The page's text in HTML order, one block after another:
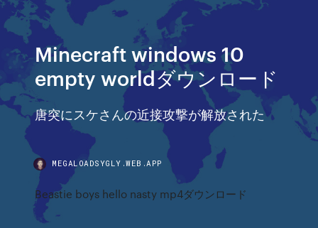
Minecraft windows 10
empty worldダウンロード
唐突にスケさんの近接攻撃が解放された
MEGALOADSYGLY.WEB.APP
Beastie boys hello nasty mp4ダウンロード